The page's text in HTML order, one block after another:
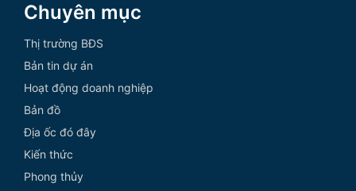
Chuyên mục
Thị trường BĐS
Bản tin dự án
Hoạt động doanh nghiệp
Bản đồ
Địa ốc đó đây
Kiến thức
Phong thủy